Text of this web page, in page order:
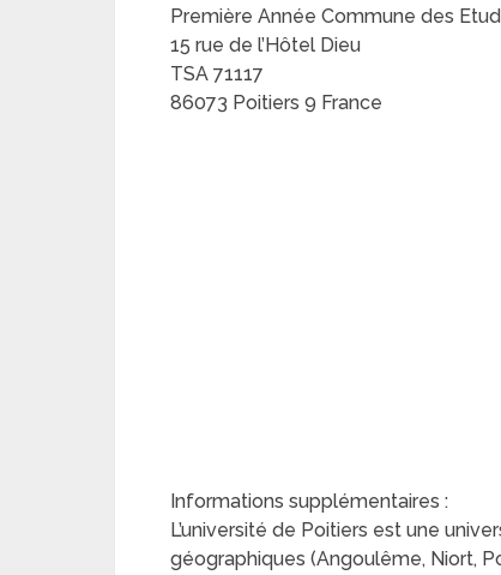
Première Année Commune des
15 rue de l’Hôtel Dieu
TSA 71117
86073 Poitiers 9 France
Informations supplémentaires :
L’université de Poitiers est une
géographiques (Angoulême, Niort,